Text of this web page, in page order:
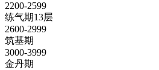
2200-2599
练气期13层
2600-2999
筑基期
3000-3999
金丹期